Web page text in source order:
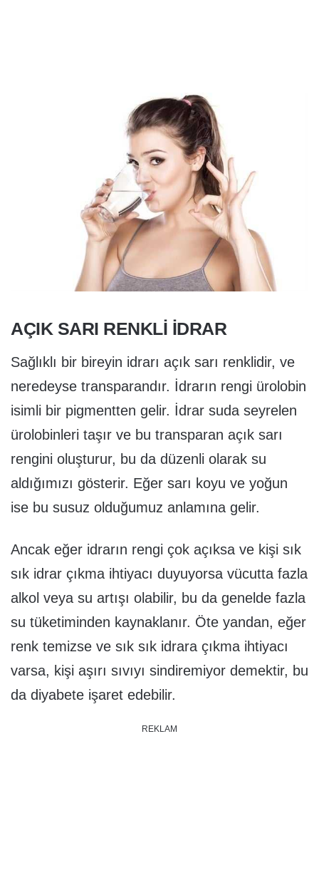
AÇIK SARI RENKLI IDRAR
Sağlıklı bir bireyin idrarı açık sarı renklidir, ve
neredeyse transparandır. İdrarın rengi ürolobin
isimli bir pigmentten gelir. İdrar suda seyrelen
ürolobinleri taşır ve bu transparan açık sarı
rengini oluşturur, bu da düzenli olarak su
aldığımızı gösterir. Eğer sarı koyu ve yoğun
ise bu susuz olduğumuz anlamına gelir.
Ancak eğer idrarın rengi çok açıksa ve kişi sık
sık idrar çıkma ihtiyacı duyuyorsa vücutta fazla
alkol veya su artışı olabilir, bu da genelde fazla
su tüketiminden kaynaklanır. Öte yandan, eğer
renk temizse ve sık sık idrara çıkma ihtiyacı
varsa, kişi aşırı sıvıyı sindiremiyor demektir, bu
da diyabete işaret edebilir.
REKLAM